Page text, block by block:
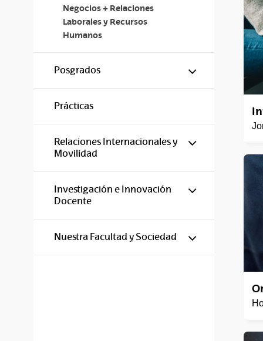
Negocios + Relaciones
Laborales y Recursos
Humanos
Posgrados Mostrar/
Prácticas
Relaciones Internacionales y
Movilidad
Mostrar/
Investigación e Innovación
Docente
Mostrar/
Nuestra Facultad y Sociedad Mostrar/